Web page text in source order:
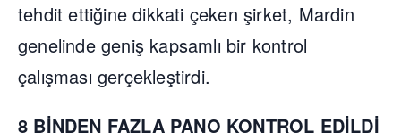
tehdit ettiğine dikkati çeken şirket, Mardin
genelinde geniş kapsamlı bir kontrol
çalışması gerçekleştirdi.
8 BİNDEN FAZLA PANO KONTROL EDİLDİ